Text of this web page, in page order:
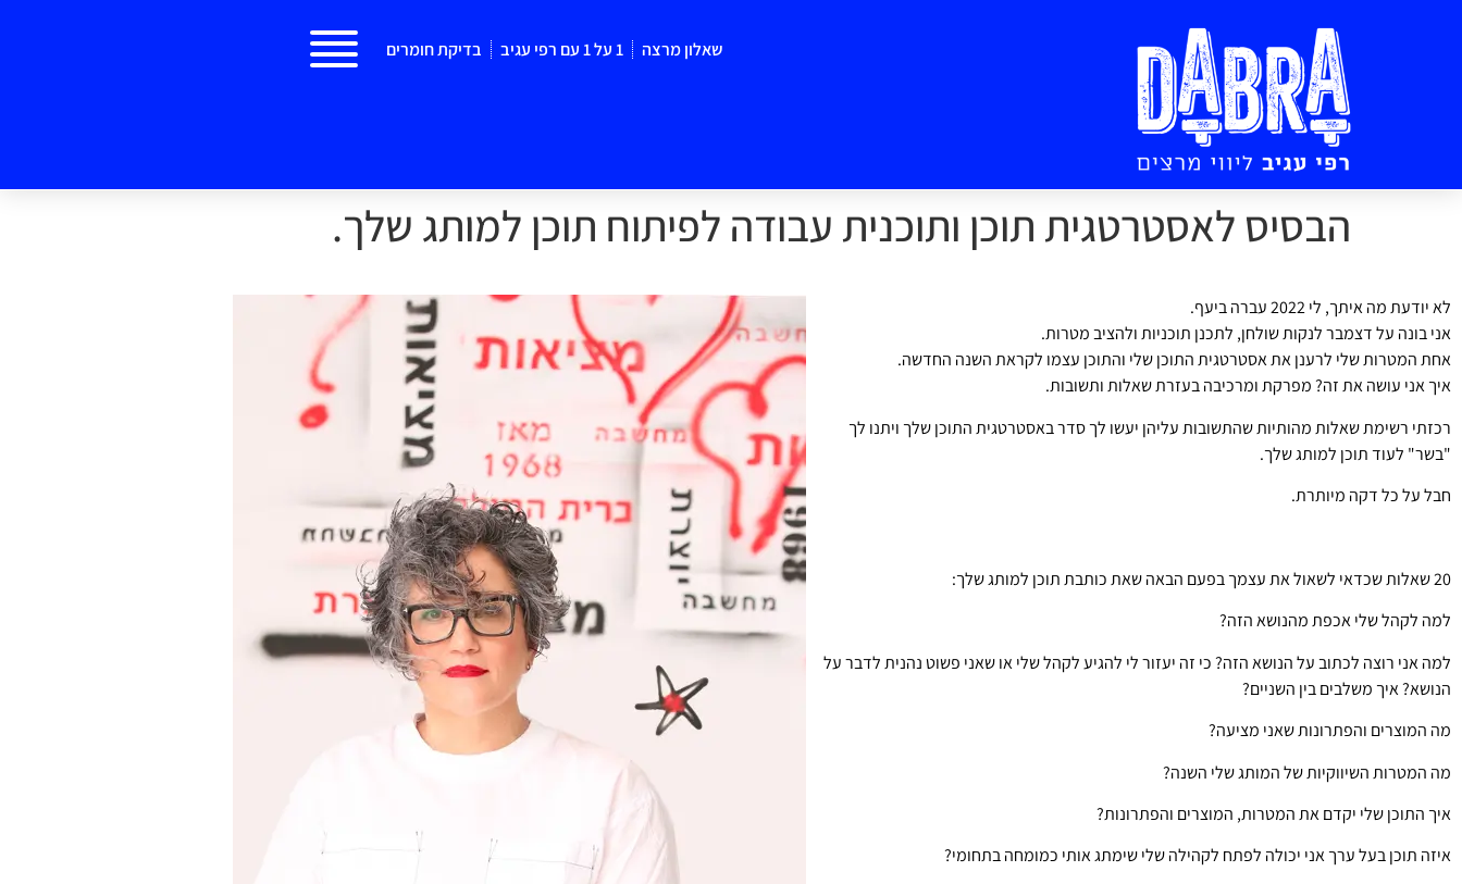
שאלון מרצה
1 על 1 עם רפי עגיב בדיקת חומרים
הבסיס לאסטרטגית תוכן ותוכנית עבודה לפיתוח תוכן למותג שלך.
לא יודעת מה איתך, לי 2022 עברה ביעף.
אני בונה על דצמבר לנקות שולחן, לתכנן תוכניות ולהציב מטרות.
אחת המטרות שלי לרענן את אסטרטגית התוכן שלי והתוכן עצמו לקראת השנה החדשה.
איך אני עושה את זה? מפרקת ומרכיבה בעזרת שאלות ותשובות.
רכזתי רשימת שאלות מהותיות שהתשובות עליהן יעשו לך סדר באסטרטגית התוכן שלך ויתנו לך
"בשר" לעוד תוכן למותג שלך.
חבל על כל דקה מיותרת.
20 שאלות שכדאי לשאול את עצמך בפעם הבאה שאת כותבת תוכן למותג שלך:
למה לקהל שלי אכפת מהנושא הזה?
למה אני רוצה לכתוב על הנושא הזה? כי זה יעזור לי להגיע לקהל שלי או שאני פשוט נהנית לדבר על
הנושא? איך משלבים בין השניים?
מה המוצרים והפתרונות שאני מציעה?
מה המטרות השיווקיות של המותג שלי השנה?
איך התוכן שלי יקדם את המטרות, המוצרים והפתרונות?
איזה תוכן בעל ערך אני יכולה לפתח לקהילה שלי שימתג אותי כמומחה בתחומי?